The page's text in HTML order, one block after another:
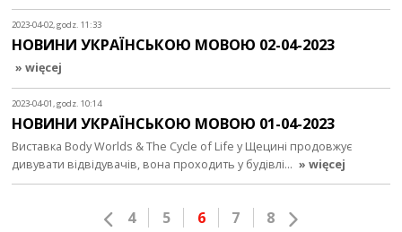
2023-04-02, godz. 11:33
НОВИНИ УКРАЇНСЬКОЮ МОВОЮ 02-04-2023
» więcej
2023-04-01, godz. 10:14
НОВИНИ УКРАЇНСЬКОЮ МОВОЮ 01-04-2023
Виставка Body Worlds & The Cycle of Life у Щецині продовжує
дивувати відвідувачів, вона проходить у будівлі… » więcej
4 5 6 7 8